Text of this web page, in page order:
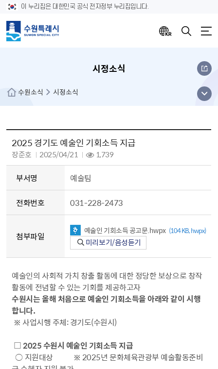
이 누리집은 대한민국 공식 전자정부 누리집입니다.
시정소식
수원소식 시정소식
메뉴
열기
2025 경기도 예술인 기회소득 지급
장준호 2025/04/21 1,739
부서명 예술팀
전화번호 031-228-2473
첨부파일
예술인 기회소득 공고문.hwpx (104 KB, hwpx)
미리보기/음성듣기
예술인의 사회적 가치 창출 활동에 대한 정당한 보상으로 창작
활동에 전념할 수 있는 기회를 제공하고자
수원시는 올해 처음으로 예술인 기회소득을 아래와 같이 시행
합니다.
※ 사업시행 주체: 경기도(수원시)
□ 2025 수원시 예술인 기회소득 지급
○ 지원대상 ※ 2025년 문화체육관광부 예술활동준비